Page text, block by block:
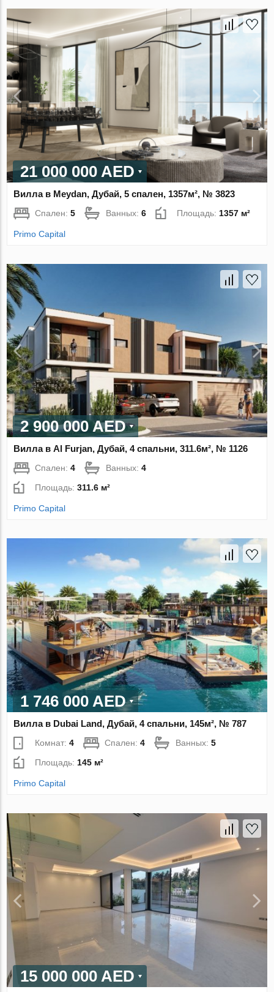
21 000 000 AED
Вилла в Meydan, Дубай, 5 спален, 1357м², № 3823
Спален:5 Ванных:6 Площадь: 1357 м²
Primo Capital
2 900 000 AED
Вилла в Al Furjan, Дубай, 4 спальни, 311.6м², № 1126
Спален:4 Ванных:4
Площадь:311.6 м²
Primo Capital
1 746 000 AED
Вилла в Dubai Land, Дубай, 4 спальни, 145м², № 787
Комнат:4 Спален:4 Ванных:5
Площадь: 145 м²
Primo Capital
15 000 000 AED